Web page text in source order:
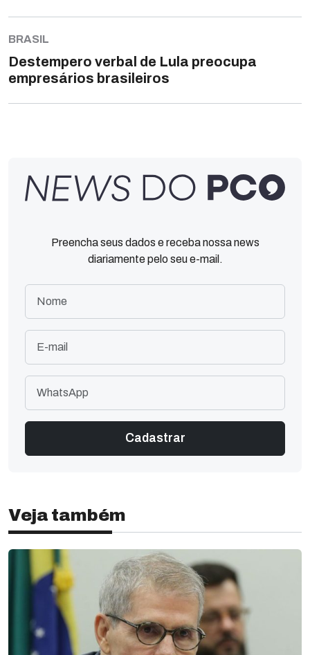
BRASIL
Destempero verbal de Lula preocupa
empresários brasileiros
Preencha seus dados e receba nossa news
diariamente pelo seu e-mail.
Veja também